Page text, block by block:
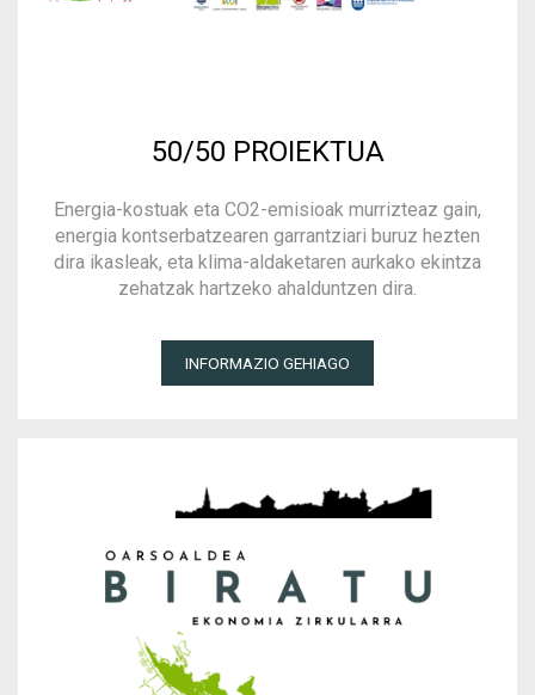
50/50 PROIEKTUA
Energia-kostuak eta CO2-emisioak murrizteaz gain,
energia kontserbatzearen garrantziari buruz hezten
dira ikasleak, eta klima-aldaketaren aurkako ekintza
zehatzak hartzeko ahalduntzen dira.
INFORMAZIO GEHIAGO